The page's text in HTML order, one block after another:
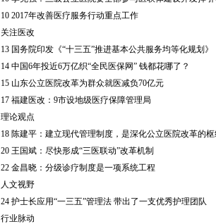
10 2017年改善医疗服务行动重点工作
关注医改
13 国务院印发《“十三五”推进基本公共服务均等化规划》
14 中国6年投近6万亿织“全民医保网” 钱都花哪了？
15 山东公立医院改革为群众就医减负70亿元
17 福建医改： 9市设地级医疗保障管理局
理论观点
18 陈建平：建立现代管理制度，是深化公立医院改革的枢
20 王国斌：尽快形成“三医联动”改革机制
22 金昌晓：分级诊疗制度是一项系统工程
人文视野
24 护士长应用“一三五”管理法 带出了一支优秀护理团队
行业脉动